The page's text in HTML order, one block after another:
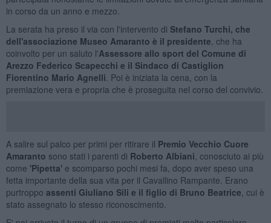
in corso da un anno e mezzo.
La serata ha preso il via con l'intervento di Stefano Turchi, che
dell'associazione Museo Amaranto è il presidente , che ha
coinvolto per un saluto l'Assessore allo sport del Comune di
Arezzo Federico Scapecchi e il Sindaco di Castiglion
Fiorentino Mario Agnelli . Poi è iniziata la cena, con la
premiazione vera e propria che è proseguita nel corso del convivio.
A salire sul palco per primi per ritirare il Premio Vecchio Cuore
Amaranto sono stati i parenti di Roberto Albiani , conosciuto ai più
come 'Pipetta'e scomparso pochi mesi fa, dopo aver speso una
fetta importante della sua vita per il Cavallino Rampante. Erano
purtroppo assenti Giuliano Sili e il figlio di Bruno Beatrice , cui è
stato assegnato lo stesso riconoscimento.